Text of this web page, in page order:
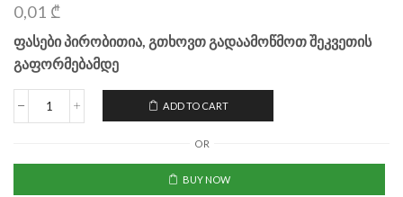
0,01 ₾
ფასები პირობითია, გთხოვთ გადაამოწმოთ შეკვეთის
გაფორმებამდე
ADD TO CART
OR
BUY NOW